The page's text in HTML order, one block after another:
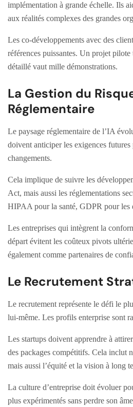
implémentation à grande échelle. Ils
aux réalités complexes des grandes
Les co-développements avec des
références puissantes. Un projet
détaillé vaut mille démonstrations.
La Gestion du
Réglementaire
Le paysage réglementaire de l’IA
doivent anticiper les exigences
changements.
Cela implique de suivre les
Act, mais aussi les réglementations
HIPAA pour la santé, GDPR pour les
Les entreprises qui intègrent la
départ évitent les coûteux pivots
également comme partenaires de
Le Recrutement
Le recrutement représente le défi le
lui-même. Les profils enterprise sont
Les startups doivent apprendre à
des packages compétitifs. Cela inclut
mais aussi l’équité et la vision à long
La culture d’entreprise doit évoluer
plus expérimentés sans perdre son